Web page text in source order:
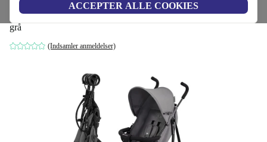
ACCEPTER ALLE COOKIES
Kinderkraft TIK barnevogn
grå
(Indsamler anmeldelser)